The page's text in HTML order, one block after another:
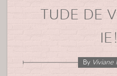
TUDE DE
IE!
By Viviane